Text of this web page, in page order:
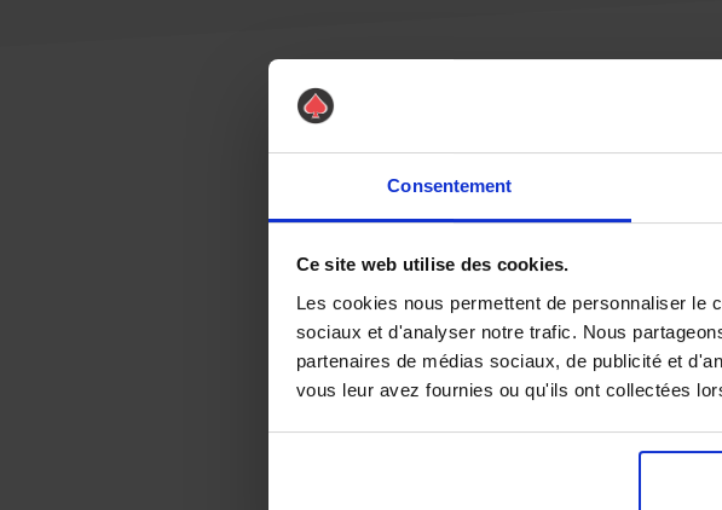
Consentement
Ce site web utilise des cookies.
Les cookies nous permettent de personnaliser le
sociaux et d'analyser notre trafic. Nous
partenaires de médias sociaux, de publicité et
vous leur avez fournies ou qu'ils ont collectées